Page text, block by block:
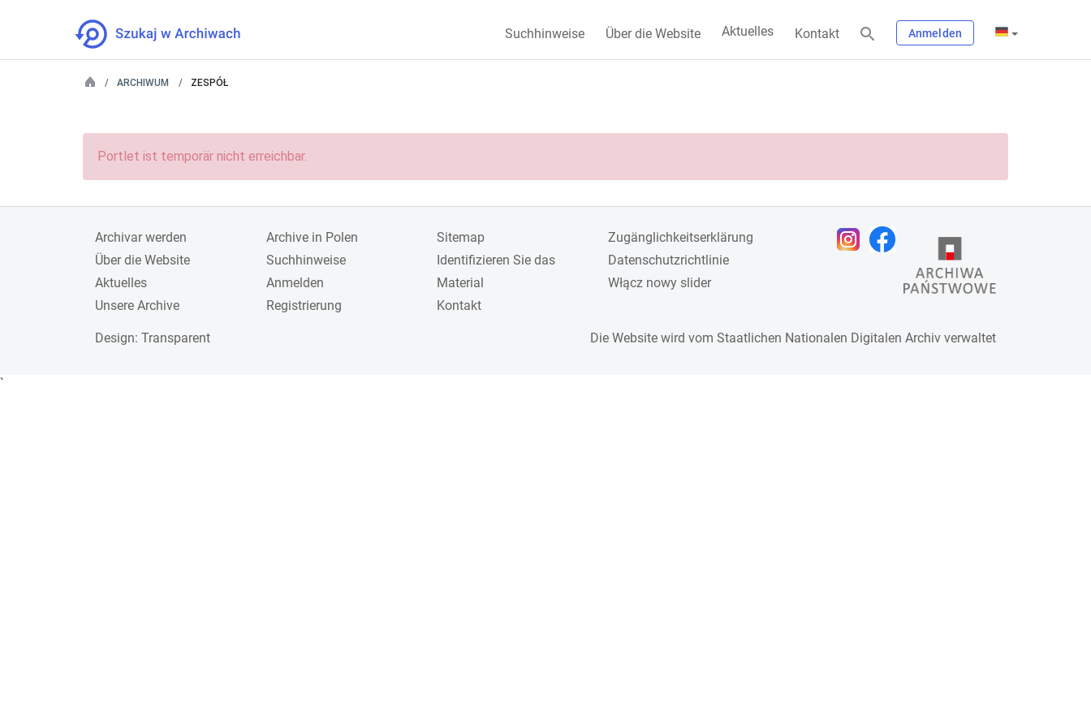
Suchhinweise Über die Website Aktuelles Kontakt Anmelden
ARCHIWUM ZESPÓŁ
Portlet ist temporär nicht erreichbar.
Archivar werden
Über die Website
Aktuelles
Unsere Archive
Archive in Polen
Suchhinweise
Anmelden
Registrierung
Sitemap
Identifizieren Sie das
Material
Kontakt
Zugänglichkeitserklärung
Datenschutzrichtlinie
Włącz nowy slider
Design: Transparent Die Website wird vom Staatlichen Nationalen Digitalen Archiv verwaltet
`